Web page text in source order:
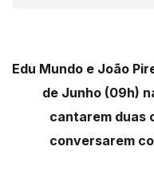
Edu Mundo e João
de Junho (09h)
cantarem duas
conversarem